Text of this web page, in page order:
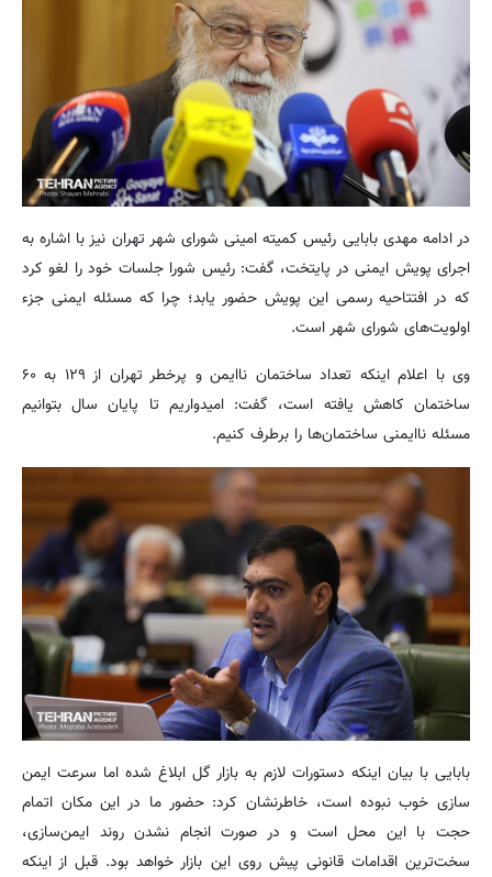
در ادامه مهدی بابایی رئیس کمیته امینی شورای شهر تهران نیز با اشاره به
اجرای پویش ایمنی در پایتخت، گفت: رئیس شورا جلسات خود را لغو کرد
که در افتتاحیه رسمی این پویش حضور یابد؛ چرا که مسئله ایمنی جزء
اولویت‌های شورای شهر است.
وی با اعلام اینکه تعداد ساختمان ناایمن و پرخطر تهران از ۱۲۹ به ۶۰
ساختمان کاهش یافته است، گفت: امیدواریم تا پایان سال بتوانیم
مسئله ناایمنی ساختمان‌ها را برطرف کنیم.
بابایی با بیان اینکه دستورات لازم به بازار گل ابلاغ شده اما سرعت ایمن
سازی خوب نبوده است، خاطرنشان کرد: حضور ما در این مکان اتمام
حجت با این محل است و در صورت انجام نشدن روند ایمن‌سازی،
سخت‌ترین اقدامات قانونی پیش روی این بازار خواهد بود. قبل از اینکه